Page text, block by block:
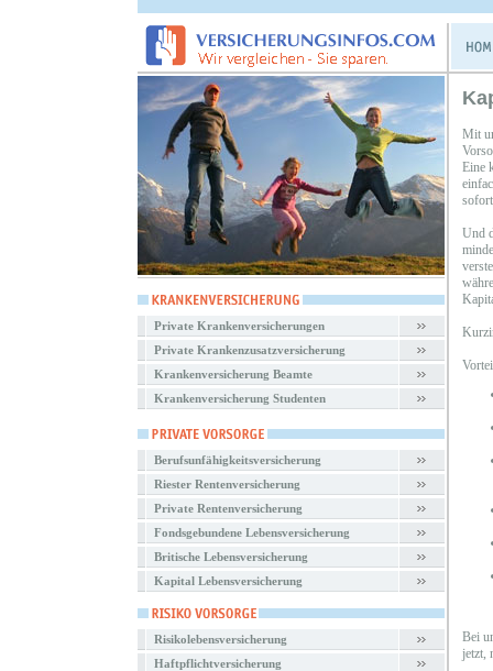
Private Krankenversicherungen
Private Krankenzusatzversicherung
Krankenversicherung Beamte
Krankenversicherung Studenten
Berufsunfähigkeitsversicherung
Riester Rentenversicherung
Private Rentenversicherung
Fondsgebundene Lebensversicherung
Britische Lebensversicherung
Kapital Lebensversicherung
Risikolebensversicherung
Haftpflichtversicherung
Mit
Eine
Und
Bei
jetzt,